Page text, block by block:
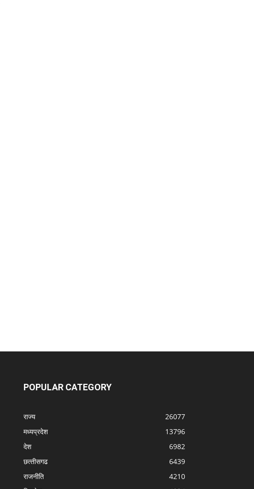
POPULAR CATEGORY
राज्‍य
26077
मध्यप्रदेश
13796
देश
6982
छत्‍तीसगढ
6439
राजनीति
4210